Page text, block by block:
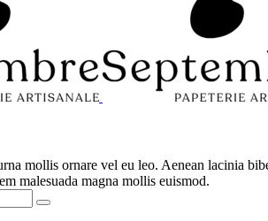
mollis ornare vel eu leo. Aenean lacinia
malesuada magna mollis euismod.